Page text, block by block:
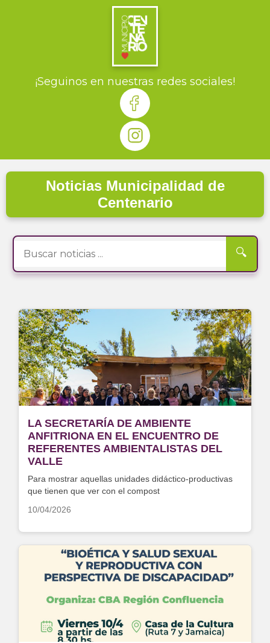
¡Seguinos en nuestras redes sociales!
Noticias Municipalidad de
Centenario
🔍
LA SECRETARÍA DE AMBIENTE
ANFITRIONA EN EL ENCUENTRO DE
REFERENTES AMBIENTALISTAS DEL
VALLE
Para mostrar aquellas unidades didáctico-productivas
que tienen que ver con el compost
10/04/2026